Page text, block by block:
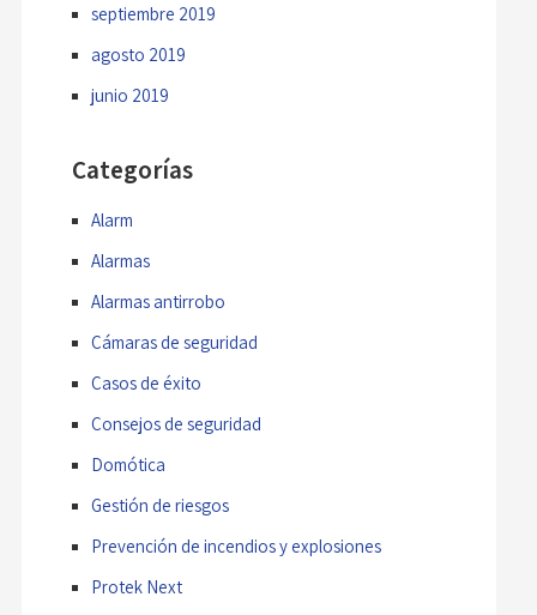
septiembre 2019
agosto 2019
junio 2019
Categorías
Alarm
Alarmas
Alarmas antirrobo
Cámaras de seguridad
Casos de éxito
Consejos de seguridad
Domótica
Gestión de riesgos
Prevención de incendios y explosiones
Protek Next